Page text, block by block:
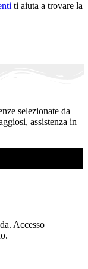
ti aiuta a trovare la
selezionate da
assistenza in
Accesso